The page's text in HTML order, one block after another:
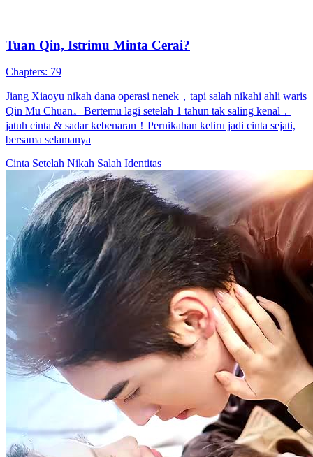
Aku Nikah Lagi Wanita KuatPerkotaan
Nikah Dulu Cinta Belakangan
87 Episodes
Salma pura-pura jadi pacarnya Dimas, bos Kota Sinar, buat
mempermalukan mantannya. Tapi Dimas malah ketahuan dan
NetShort. Temukan lebih banyak drama populer.
Cinta Setelah MenikahGenius Medis